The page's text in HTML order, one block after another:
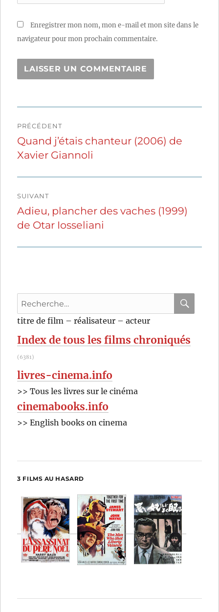
Enregistrer mon nom, mon e-mail et mon site dans le
navigateur pour mon prochain commentaire.
de
l’article
PRÉCÉDENT
Publication
précédente :
Quand j’étais chanteur (2006) de
Xavier Giannoli
SUIVANT
Publication
suivante :
Adieu, plancher des vaches (1999)
de Otar Iosseliani
Recherche
pour
:
titre de film – réalisateur – acteur
Index de tous les films chroniqués
(6381)
livres-cinema.info
>> Tous les livres sur le cinéma
cinemabooks.info
>> English books on cinema
3 FILMS AU HASARD